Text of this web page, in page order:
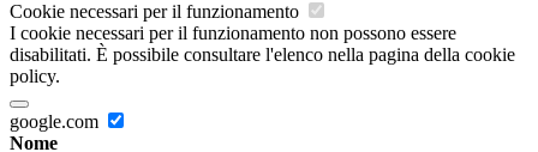
Cookie necessari per il funzionamento
I cookie necessari per il funzionamento non possono essere
disabilitati. È possibile consultare l'elenco nella pagina della cookie
policy.
google.com
Nome